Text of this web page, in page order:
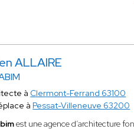
ALLAIRE
à Clermont-Ferrand 63100
à Pessat-Villeneuve 63200
est une agence d’architecture